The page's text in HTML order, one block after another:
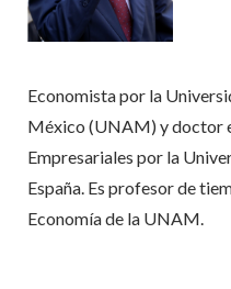
Economista por la
México (UNAM) y doctor
Empresariales por la
España. Es profesor de
Economía de la UNAM.